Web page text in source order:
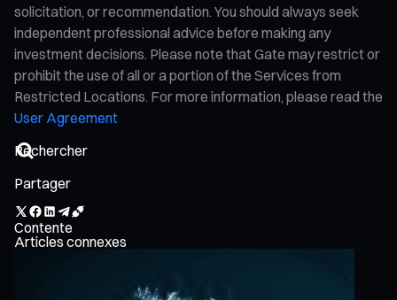
solicitation, or recommendation. You should always seek
independent professional advice before making any
investment decisions. Please note that Gate may restrict or
prohibit the use of all or a portion of the Services from
Restricted Locations. For more information, please read the
User Agreement
Partager
Contente
Articles connexes